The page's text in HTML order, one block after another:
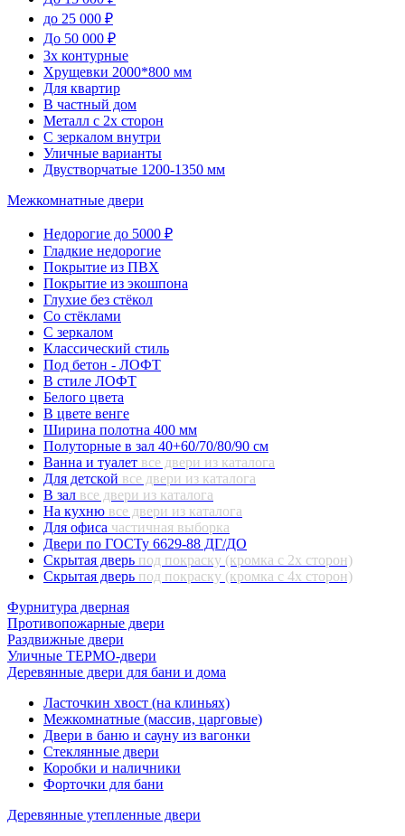
до 25 000 ₽
До 50 000 ₽
3х контурные
Хрущевки 2000*800 мм
Для квартир
В частный дом
Металл с 2х сторон
С зеркалом внутри
Уличные варианты
Двустворчатые 1200-1350 мм
Межкомнатные двери
Недорогие до 5000 ₽
Гладкие недорогие
Покрытие из ПВХ
Покрытие из экошпона
Глухие без стёкол
Со стёклами
С зеркалом
Классический стиль
Под бетон - ЛОФТ
В стиле ЛОФТ
Белого цвета
В цвете венге
Ширина полотна 400 мм
Полуторные в зал 40+60/70/80/90 см
Ванна и туалет все двери из каталога
Для детской все двери из каталога
В зал все двери из каталога
На кухню все двери из каталога
Для офиса частичная выборка
Двери по ГОСТу 6629-88 ДГ/ДО
Скрытая дверь под покраску (кромка с 2х сторон)
Скрытая дверь под покраску (кромка с 4х сторон)
Фурнитура дверная
Противопожарные двери
Раздвижные двери
Уличные ТЕРМО-двери
Деревянные двери для бани и дома
Ласточкин хвост (на клиньях)
Межкомнатные (массив, царговые)
Двери в баню и сауну из вагонки
Стеклянные двери
Коробки и наличники
Форточки для бани
Деревянные утепленные двери